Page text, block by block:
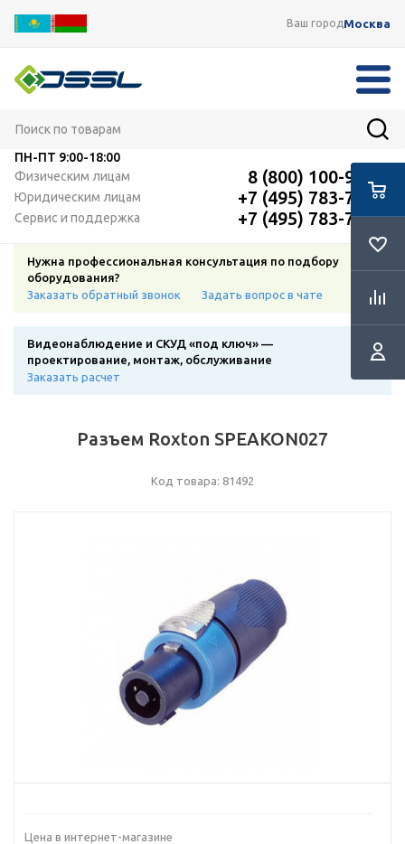
Ваш городМосква
ПН-ПТ 9:00-18:00
Физическим лицам
8 (800) 100-91-12
Юридическим лицам +7 (495) 783-72-87
Сервис и поддержка +7 (495) 783-72-87
Нужна профессиональная консультация по подбору
оборудования?
Заказать обратный звонок
Задать вопрос в чате
Видеонаблюдение и СКУД «под ключ» —
проектирование, монтаж, обслуживание
Заказать расчет
Разъем Roxton SPEAKON027
Код товара: 81492
Цена в интернет-магазине